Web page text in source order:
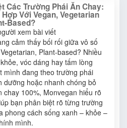
Các Trường Phái Ăn Chay:
Hợp Với Vegan, Vegetarian
Based?
xem bài viết
cảm thấy bối rối giữa vô số
Plant-based? Nhiều
vóc dáng hay tấm lòng
mình đang theo trường phái
dưỡng hoặc nhanh chóng bỏ
100%, Monvegan hiểu rõ
bạn phân biệt rõ từng trường
phong cách sống xanh – khỏe –
mình.